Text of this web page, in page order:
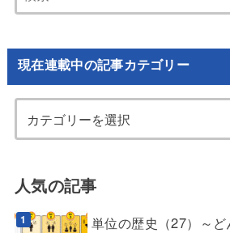
索:
現在連載中の記事カテゴリー
人気の記事
単位の歴史（27）～